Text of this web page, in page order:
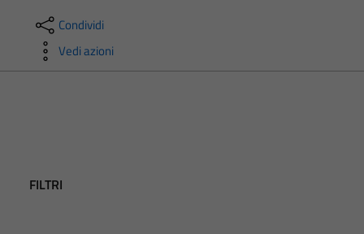
Condividi
Vedi azioni
FILTRI